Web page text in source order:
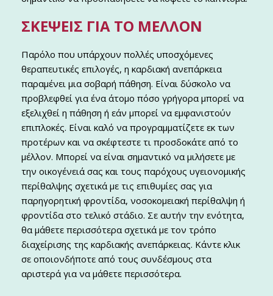
ΣΚΈΨΕΙΣ ΓΙΑ ΤΟ ΜΈΛΛΟΝ
Παρόλο που υπάρχουν πολλές υποσχόμενες
θεραπευτικές επιλογές, η καρδιακή ανεπάρκεια
παραμένει μια σοβαρή πάθηση. Είναι δύσκολο να
προβλεφθεί για ένα άτομο πόσο γρήγορα μπορεί να
εξελιχθεί η πάθηση ή εάν μπορεί να εμφανιστούν
επιπλοκές. Είναι καλό να προγραμματίζετε εκ των
προτέρων και να σκέφτεστε τι προσδοκάτε από το
μέλλον. Μπορεί να είναι σημαντικό να μιλήσετε με
την οικογένειά σας και τους παρόχους υγειονομικής
περίθαλψης σχετικά με τις επιθυμίες σας για
παρηγορητική φροντίδα, νοσοκομειακή περίθαλψη ή
φροντίδα στο τελικό στάδιο. Σε αυτήν την ενότητα,
θα μάθετε περισσότερα σχετικά με τον τρόπο
διαχείρισης της καρδιακής ανεπάρκειας. Κάντε κλικ
σε οποιονδήποτε από τους συνδέσμους στα
αριστερά για να μάθετε περισσότερα.